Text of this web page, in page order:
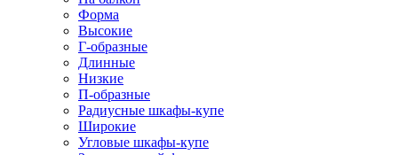
Форма
Высокие
Г-образные
Длинные
Низкие
П-образные
Радиусные шкафы-купе
Широкие
Угловые шкафы-купе